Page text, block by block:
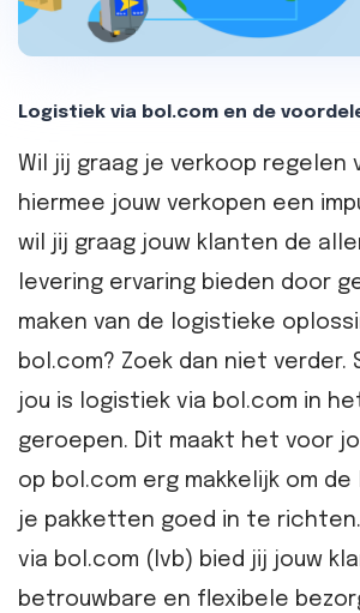
Logistiek via bol.com en de
Wil jij graag je verkoop regelen
hiermee jouw verkopen een
wil jij graag jouw klanten de
levering ervaring bieden door
maken van de logistieke
bol.com? Zoek dan niet verder.
jou is logistiek via bol.com in
geroepen. Dit maakt het voor
op bol.com erg makkelijk om de
je pakketten goed in te
via bol.com (lvb) bied jij jouw
betrouwbare en flexibele